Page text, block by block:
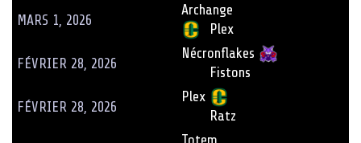
MARS 1, 2026
Archange
Plex
FÉVRIER 28, 2026
Nécronflakes
Fistons
FÉVRIER 28, 2026
Plex
Ratz
Totem